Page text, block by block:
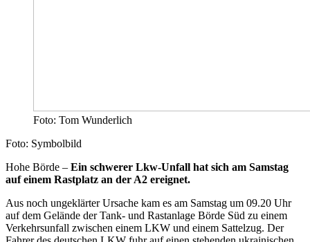
Foto: Tom Wunderlich
Foto: Symbolbild
Hohe Börde – Ein schwerer Lkw-Unfall hat sich am Samstag
auf einem Rastplatz an der A2 ereignet.
Aus noch ungeklärter Ursache kam es am Samstag um 09.20 Uhr
auf dem Gelände der Tank- und Rastanlage Börde Süd zu einem
Verkehrsunfall zwischen einem LKW und einem Sattelzug. Der